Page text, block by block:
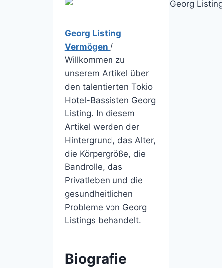
Georg Listing
Vermögen /
Willkommen zu
unserem Artikel über
den talentierten Tokio
Hotel-Bassisten Georg
Listing. In diesem
Artikel werden der
Hintergrund, das Alter,
die Körpergröße, die
Bandrolle, das
Privatleben und die
gesundheitlichen
Probleme von Georg
Listings behandelt.
Biografie